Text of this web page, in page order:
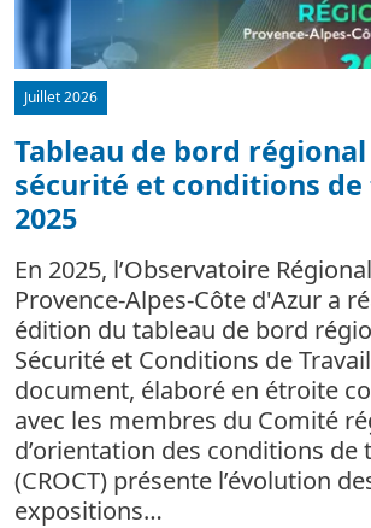
Juillet 2026
Tableau de bord
sécurité et conditions
2025
En 2025, l’Observatoire
Provence-Alpes-Côte d'Azur a
édition du tableau de bord
Sécurité et Conditions de
document, élaboré en étroite
avec les membres du Comité
d’orientation des conditions de
(CROCT) présente l’évolution
expositions…